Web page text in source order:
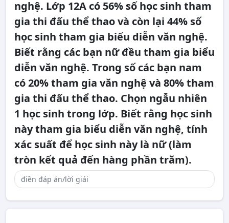
nghệ. Lớp 12A có 56% số học sinh tham
gia thi đấu thể thao và còn lại 44% số
học sinh tham gia biểu diễn văn nghệ.
Biết rằng các bạn nữ đều tham gia biểu
diễn văn nghệ. Trong số các bạn nam
có 20% tham gia văn nghệ và 80% tham
gia thi đấu thể thao. Chọn ngẫu nhiên
1 học sinh trong lớp. Biết rằng học sinh
này tham gia biểu diễn văn nghệ, tính
xác suất để học sinh này là nữ (làm
tròn kết quả đến hàng phần trăm).